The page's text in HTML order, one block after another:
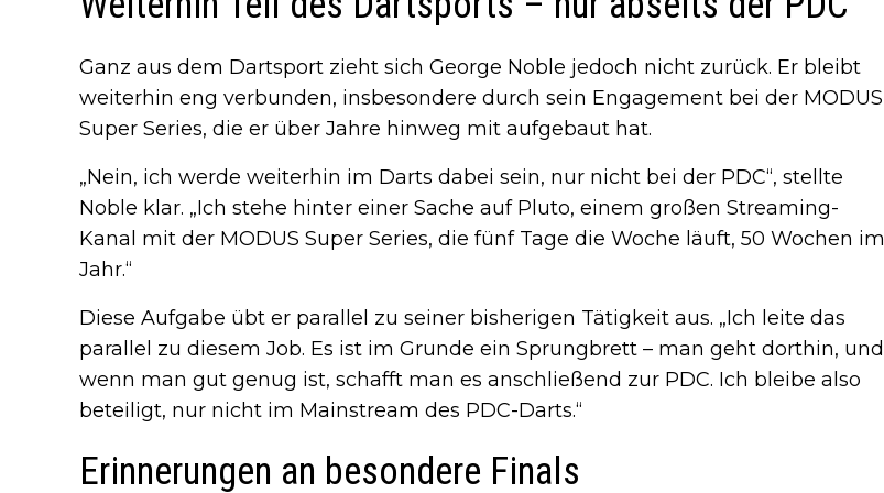
Ganz aus dem Dartsport zieht sich George Noble jedoch nicht zurück. Er bleibt
weiterhin eng verbunden, insbesondere durch sein Engagement bei der MODUS
Super Series, die er über Jahre hinweg mit aufgebaut hat.
„Nein, ich werde weiterhin im Darts dabei sein, nur nicht bei der PDC“, stellte
Noble klar. „Ich stehe hinter einer Sache auf Pluto, einem großen Streaming-
Kanal mit der MODUS Super Series, die fünf Tage die Woche läuft, 50 Wochen im
Jahr.“
Diese Aufgabe übt er parallel zu seiner bisherigen Tätigkeit aus. „Ich leite das
parallel zu diesem Job. Es ist im Grunde ein Sprungbrett – man geht dorthin, und
wenn man gut genug ist, schafft man es anschließend zur PDC. Ich bleibe also
beteiligt, nur nicht im Mainstream des PDC-Darts.“
Erinnerungen an besondere Finals